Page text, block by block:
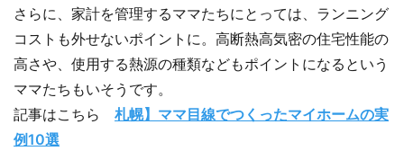
さらに、家計を管理するママたちにとっては、ランニング
コストも外せないポイントに。高断熱高気密の住宅性能の
高さや、使用する熱源の種類などもポイントになるという
ママたちもいそうです。
記事はこちら 札幌】ママ目線でつくったマイホームの実
例10選